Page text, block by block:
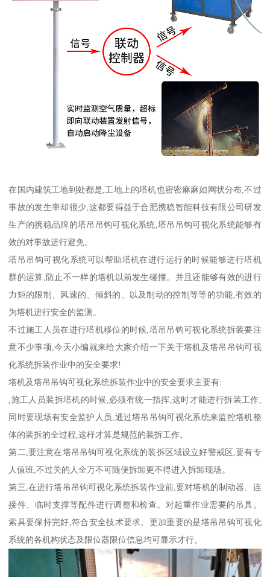
在国内建筑工地到处都是,工地上的塔机也密密麻麻如网状分布,不过
事故的发生率却很少,这都要得益于合肥携稳智能科技有限公司研发
生产的携稳品牌的塔吊吊钩可视化系统,塔吊吊钩可视化系统能够有
效的对事故进行避免。
塔吊吊钩可视化系统可以帮助塔机在进行运行的时候能够进行塔机
群的运算,防止不一样的塔机以前发生碰撞。并且还能够有效的进行
力矩的限制、风速的、倾斜的、以及制动的控制等等的功能,有效的
为塔机进行安全的监测。
不过施工人员在进行塔机移位的时候,塔吊吊钩可视化系统拆装要注
意不少事项,今天小编就来给大家介绍一下关于塔机及塔吊吊钩可视
化系统拆装作业中的安全要求!
塔机及塔吊吊钩可视化系统拆装作业中的安全要求主要有:
,施工人员装拆塔机的时候,必须有统一指挥,这时才能进行拆装工作,
同时要现场有安全监护人员,通过塔吊吊钩可视化系统来监控塔机整
体的装拆的全过程,这样才算是规范的装拆工作。
第二,要注意在塔吊吊钩可视化系统的装拆区域设立好警戒区,要有专
人值班,不过关的人全万不可随便拆卸更不得进入拆卸现场。
第三,在进行塔吊吊钩可视化系统拆装作业前,要对塔机的制动器、连
接件、临时支撑等配件进行调整和检查。对起重作业需要的吊具。
索具要保持完好,符合安全技术要求。更加重要的是塔吊吊钩可视化
系统的各机构状态及限位器限位信息均可显示才行。